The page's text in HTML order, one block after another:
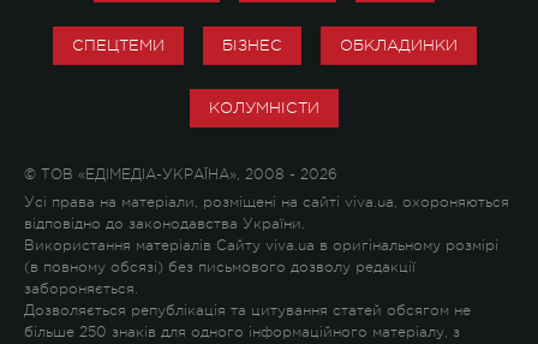
СПЕЦТЕМИ БІЗНЕС ОБКЛАДИНКИ
КОЛУМНІСТИ
© ТОВ «ЕДІМЕДІА-УКРАЇНА», 2008 - 2026
Усі права на матеріали, розміщені на сайті viva.ua, охороняються
відповідно до законодавства України.
Використання матеріалів Сайту viva.ua в оригінальному розмірі
(в повному обсязі) без письмового дозволу редакції
забороняється.
Дозволяється републікація та цитування статей обсягом не
більше 250 знаків для одного інформаційного матеріалу, з